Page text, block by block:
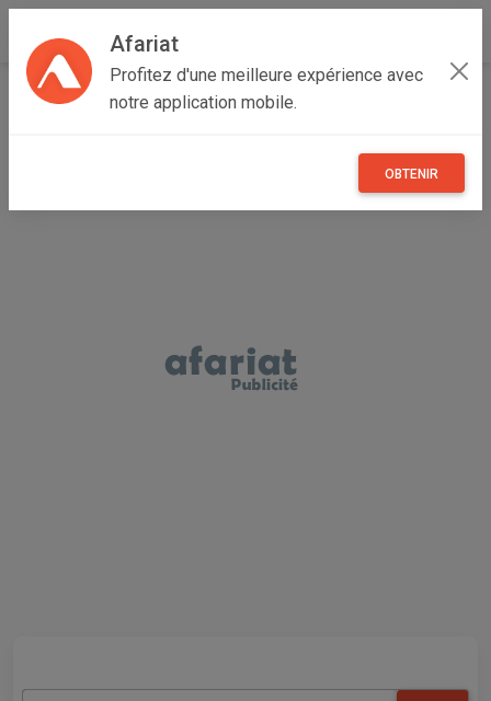
Afariat
Profitez d'une meilleure expérience avec
notre application mobile.
OBTENIR
Accueil Annonceur Tabbane